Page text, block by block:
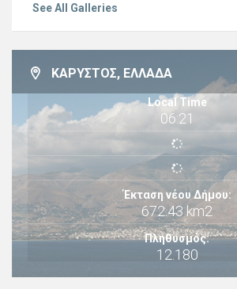
See All Galleries
ΚΆΡΥΣΤΟΣ, ΕΛΛΆΔΑ
Local Time
06:21
Έκταση νέου Δήμου:
672.43 km2
Πληθυσμός:
12.180